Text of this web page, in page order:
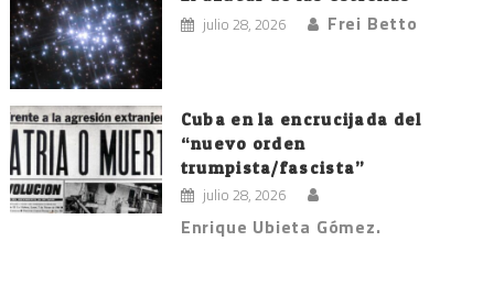
julio 28, 2026 Frei Betto
Cuba en la encrucijada del
“nuevo orden
trumpista/fascista”
julio 28, 2026
Enrique Ubieta Gómez.